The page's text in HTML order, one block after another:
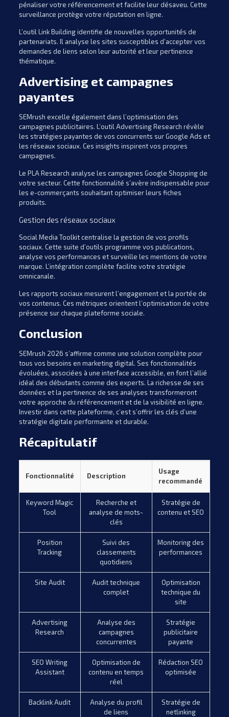
pénaliser votre référencement et facilite leur désaveu. Cette
surveillance protège votre réputation en ligne.
L’outil Link Building identifie de nouvelles opportunités de
partenariats. Il analyse les sites susceptibles d’accepter vos
demandes de liens selon leur autorité et leur pertinence
thématique.
Advertising et campagnes
payantes
SEMrush excelle également dans l’optimisation des
campagnes publicitaires. L’outil Advertising Research révèle
les stratégies payantes de vos concurrents sur Google Ads et
les réseaux sociaux. Ces insights inspirent vos propres
campagnes.
Le PLA Research analyse les campagnes Google Shopping de
votre secteur. Cette fonctionnalité s’avère indispensable pour
les e-commerçants souhaitant optimiser leurs fiches
produits.
Gestion des réseaux sociaux
Social Media Toolkit centralise la gestion de vos profils
sociaux. Cette suite d’outils programme vos publications,
analyse vos performances et surveille les mentions de votre
marque. L’intégration complète facilite votre stratégie
omnicanale.
Les rapports sociaux mesurent l’engagement et la portée de
vos contenus. Ces métriques orientent l’optimisation de votre
présence sur chaque plateforme sociale.
Conclusion
SEMrush 2026 s’affirme comme une solution complète pour
tous vos besoins en marketing digital. Ses fonctionnalités
évoluées, associées à une interface accessible, en font l’allié
idéal des débutants comme des experts. La richesse de ses
données et la pertinence de ses analyses transformeront
votre approche du référencement et de la visibilité en ligne.
Investir dans cette plateforme, c’est s’offrir les clés d’une
stratégie digitale performante et durable.
Récapitulatif
Fonctionnalité Description
Usage
recommandé
Keyword Magic
Tool
Recherche et
analyse de mots-
clés
Stratégie de
contenu et SEO
Position
Tracking
Suivi des
classements
quotidiens
Monitoring des
performances
Site Audit
Audit technique
complet
Optimisation
technique du
site
Advertising
Research
Analyse des
campagnes
concurrentes
Stratégie
publicitaire
payante
SEO Writing
Assistant
Optimisation de
contenu en temps
réel
Rédaction SEO
optimisée
Backlink Audit
Analyse du profil
de liens
Stratégie de
netlinking